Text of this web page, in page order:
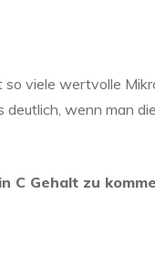
viele wertvolle
wenn man
C Gehalt zu